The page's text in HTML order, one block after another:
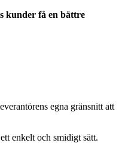
kunder få en bättre
egna gränsnitt att
enkelt och smidigt sätt.